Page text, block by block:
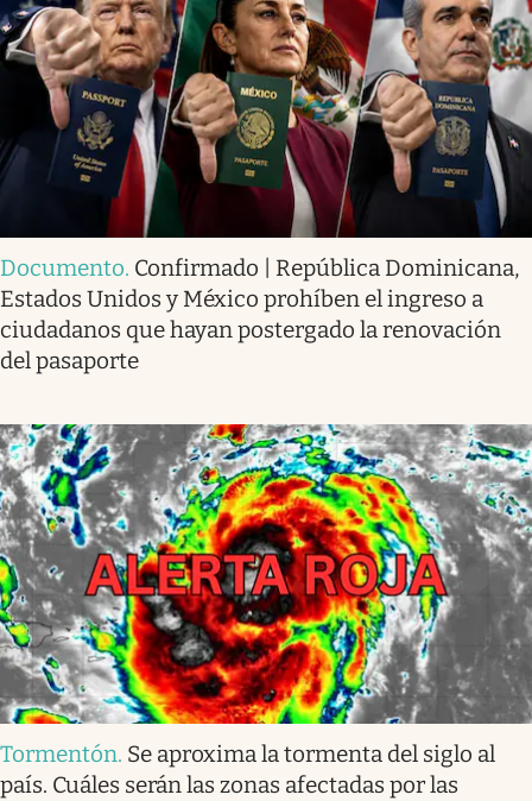
Documento. Confirmado | República Dominicana,
Estados Unidos y México prohíben el ingreso a
ciudadanos que hayan postergado la renovación
del pasaporte
Tormentón. Se aproxima la tormenta del siglo al
país. Cuáles serán las zonas afectadas por las